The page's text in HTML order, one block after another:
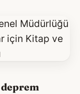
deprem